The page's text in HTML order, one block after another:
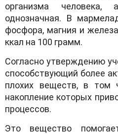
организма
однозначная. В
фосфора, магния и
ккал на 100 грамм.
Согласно утверждению
способствующий более
плохих веществ, в том
накопление которых
процессов.
Это вещество